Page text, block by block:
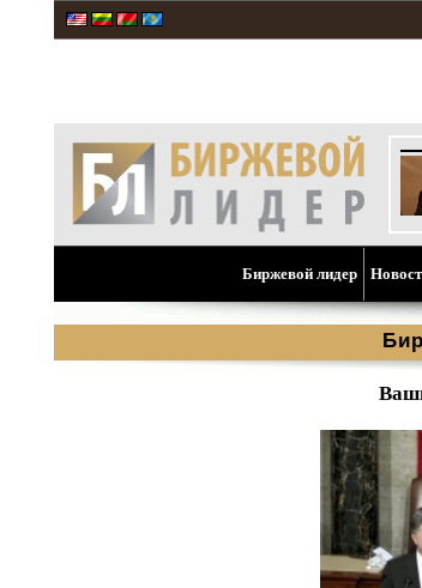
Биржевой лидер